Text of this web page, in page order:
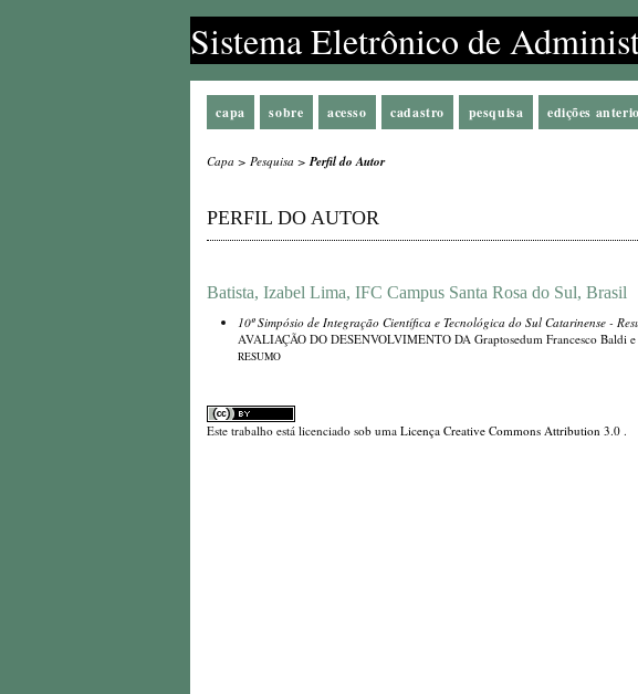
Sistema Eletrônico de
capa sobre acesso cadastro pesquisa edições
Capa > Pesquisa >Perfil do Autor
PERFIL DO AUTOR
Batista, Izabel Lima, IFC Campus Santa Rosa do Sul, Brasil
10º Simpósio de Integração Científica e Tecnológica do Sul Catarinense -
AVALIAÇÃO DO DESENVOLVIMENTO DA Graptosedum Francesco Baldi
RESUMO
Este trabalho está licenciado sob uma Licença Creative Commons Attribution 3.0 .